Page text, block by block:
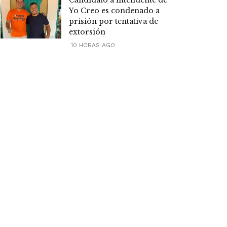
Yo Creo es condenado a
prisión por tentativa de
extorsión
10 HORAS AGO